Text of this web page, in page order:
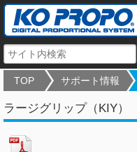
TOP サポート情報
ラージグリップ（KIY